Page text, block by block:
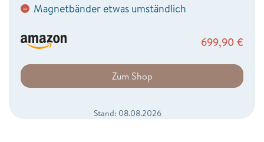
− Magnetbänder etwas umständlich
699,90 €
Zum Shop
Stand: 08.08.2026